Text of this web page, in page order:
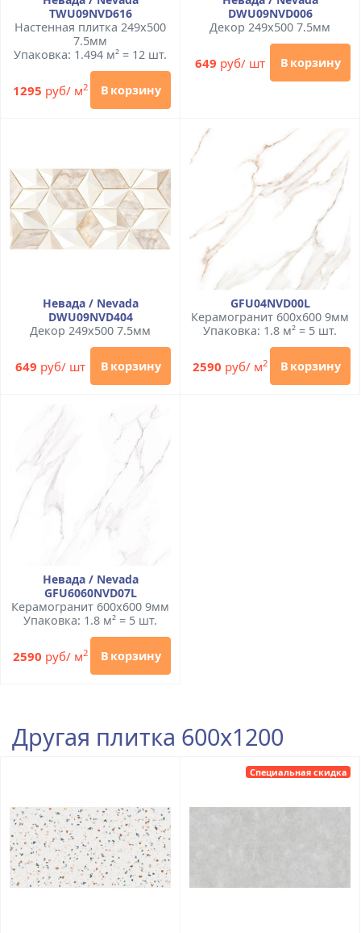
TWU09NVD616
Настенная плитка 249x500
7.5мм
Упаковка: 1.494 м² = 12 шт.
1295 руб/ м2 В корзину
DWU09NVD006
Декор 249x500 7.5мм
649 руб/ шт В корзину
Невада / Nevada
DWU09NVD404
Декор 249x500 7.5мм
649 руб/ шт В корзину
GFU04NVD00L
Керамогранит 600x600 9мм
Упаковка: 1.8 м² = 5 шт.
2590 руб/ м2 В корзину
Невада / Nevada
GFU6060NVD07L
Керамогранит 600x600 9мм
Упаковка: 1.8 м² = 5 шт.
2590 руб/ м2 В корзину
Другая плитка 600x1200
Специальная скидка